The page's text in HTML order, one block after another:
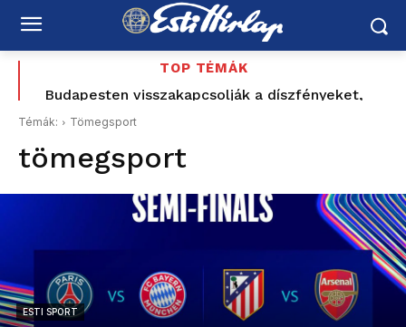
TOP TÉMÁK
Budapesten visszakapcsolják a díszfényeket,
Romániában továbbra is súlyos az energiahelyzet
Magyar Pétert és a Tiszát is meghívná Tusványosra
Témák: Tömegsport
tömegsport
ESTI SPORT